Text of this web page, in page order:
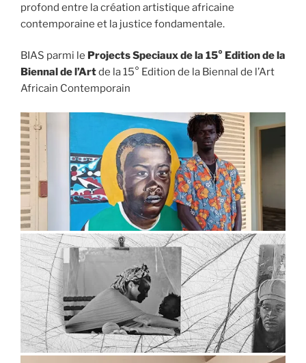
profond entre la création artistique africaine
contemporaine et la justice fondamentale.
BIAS parmi le Projects Speciaux de la 15° Edition de la
Biennal de l’Artde la 15° Edition de la Biennal de l’Art
Africain Contemporain